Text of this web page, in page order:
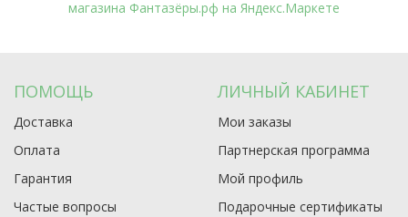
ПОМОЩЬ
Доставка
Оплата
Гарантия
Частые вопросы
ЛИЧНЫЙ КАБИНЕТ
Мои заказы
Партнерская программа
Мой профиль
Подарочные сертификаты